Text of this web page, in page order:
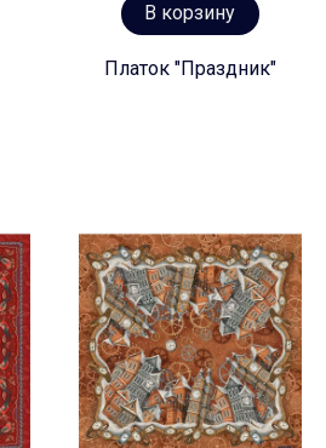
В корзину
Платок "Праздник"